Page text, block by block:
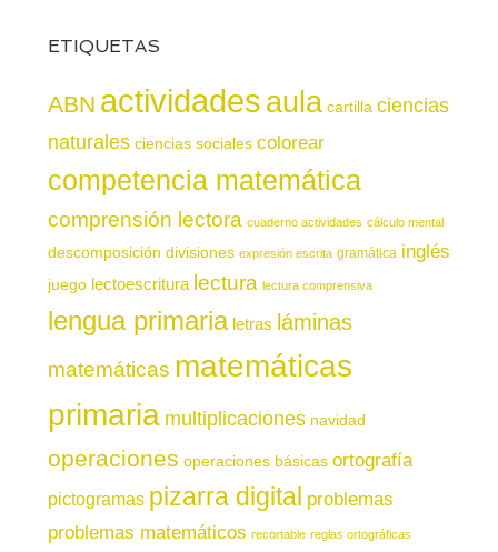
ETIQUETAS
ABN actividadesaula cartilla ciencias
naturales ciencias sociales colorear
competencia matemática
comprensión lectora cuaderno actividades cálculo mental
descomposición divisiones expresión escrita gramática inglés
juego lectoescritura lectura lectura comprensiva
lengua primaria letras láminas
matemáticas matemáticas
primaria multiplicaciones navidad
operaciones operaciones básicas ortografía
pictogramas pizarra digital problemas
problemas matemáticos recortable reglas ortográficas